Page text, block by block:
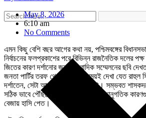
May 8, 2026
6:10 am
No Comments
এমন কিছু বেশি বছর আগের কথা নয়, পশ্চিমবঙ্গের
নির্বাচনের ফলপ্রকাশের পরে বিভিন্ন রাজনৈতিক দলের
জিতের কারণ দর্শানোর জন্য সাংবাদিক সম্মেলনের ছবি
জনতা পার্টির তরফ থেকে প্রায় সবসময়ই দেখা যেত রাহুল
দর্শাতেন, সেটা আজ আর ভাল মনে নেই। সম্ভবত
সঠিক ভাবে পৌঁছতে না পারার তত্ত্ব এই গতানুগতিক
বেজায় হাসি পেত।